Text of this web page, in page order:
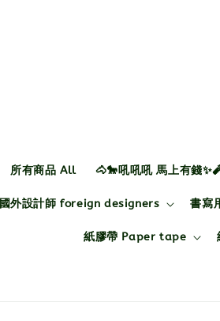
所有商品 All 🐴🐎吼吼吼 馬上有錢
國外設計師 foreign designers 書寫
紙膠帶 Paper tape